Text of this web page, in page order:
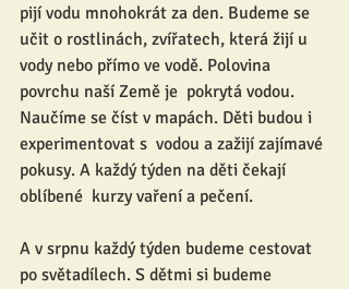
pijí vodu mnohokrát za den. Budeme se
učit o rostlinách, zvířatech, která žijí u
vody nebo přímo ve vodě. Polovina
povrchu naší Země je  pokrytá vodou.
Naučíme se číst v mapách. Děti budou i
experimentovat s  vodou a zažijí zajímavé
pokusy. A každý týden na děti čekají
oblíbené  kurzy vaření a pečení.
A v srpnu každý týden budeme cestovat
po světadílech. S dětmi si budeme